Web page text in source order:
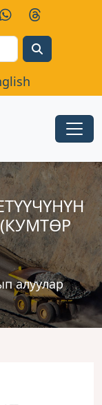
алуулар